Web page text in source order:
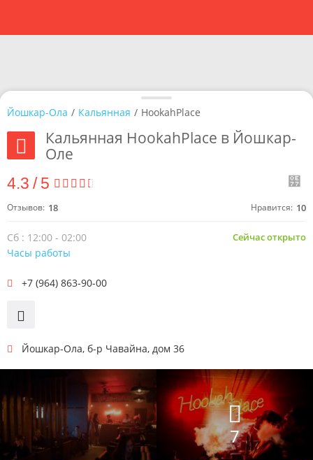
7
Йошкар-Ола / Кальянная / HookahPlace
Кальянная HookahPlace в Йошкар-
Оле
4.3 / 5
Отзывов: 18 Нравится: 10
+7 (964) 863-90-00
Йошкар-Ола, б-р Чавайна, дом 36
Сейчас открыто
Сб : 12:00 - 02:00
Часы работы